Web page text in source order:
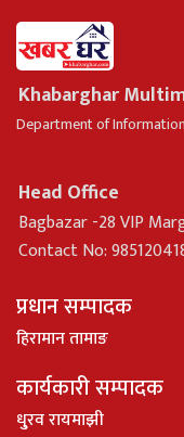
Khabarghar
Department of
Head Office
Bagbazar -28 VIP
Contact No:
प्रधान सम्पादक
हिरामान तामाङ
कार्यकारी सम्पादक
धु्रव रायमाझी